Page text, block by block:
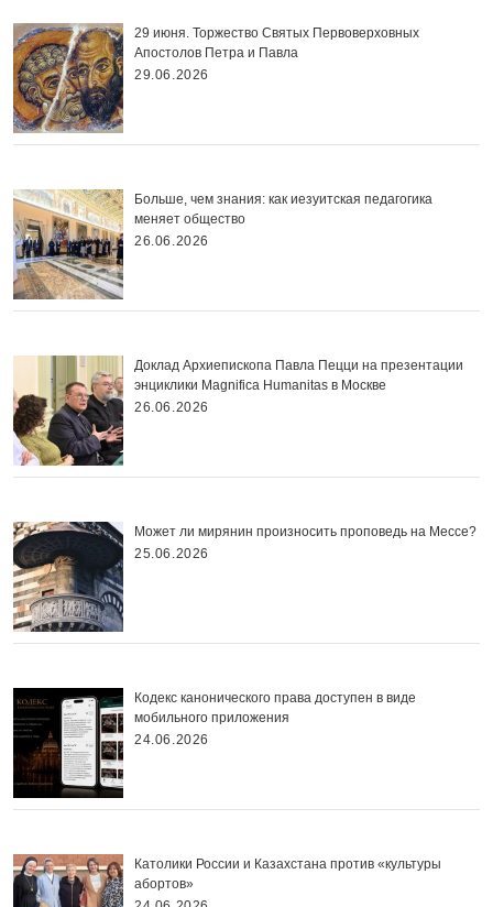
29 июня. Торжество Святых Первоверховных
Апостолов Петра и Павла
29.06.2026
Больше, чем знания: как иезуитская педагогика
меняет общество
26.06.2026
Доклад Архиепископа Павла Пецци на презентации
энциклики Magnifica Нumanitas в Москве
26.06.2026
Может ли мирянин произносить проповедь на Мессе?
25.06.2026
Кодекс канонического права доступен в виде
мобильного приложения
24.06.2026
Католики России и Казахстана против «культуры
абортов»